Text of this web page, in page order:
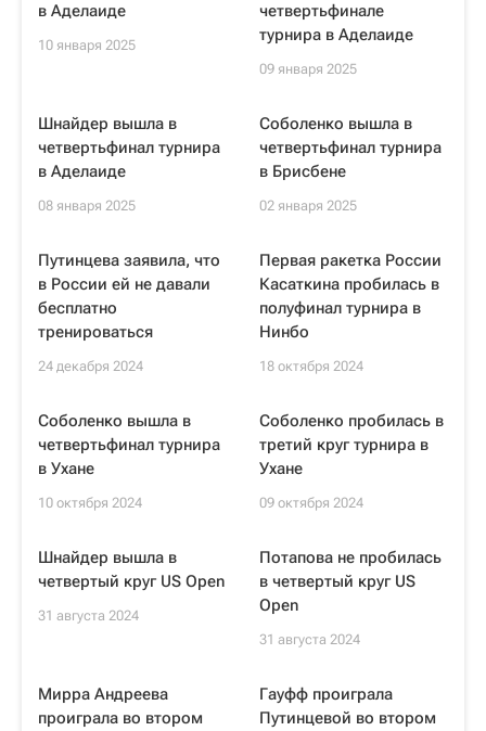
в Аделаиде
10 января 2025
четвертьфинале
турнира в Аделаиде
09 января 2025
Шнайдер вышла в
четвертьфинал турнира
в Аделаиде
08 января 2025
Соболенко вышла в
четвертьфинал турнира
в Брисбене
02 января 2025
Путинцева заявила, что
в России ей не давали
бесплатно
тренироваться
24 декабря 2024
Первая ракетка России
Касаткина пробилась в
полуфинал турнира в
Нинбо
18 октября 2024
Соболенко вышла в
четвертьфинал турнира
в Ухане
10 октября 2024
Соболенко пробилась в
третий круг турнира в
Ухане
09 октября 2024
Шнайдер вышла в
четвертый круг US Open
31 августа 2024
Потапова не пробилась
в четвертый круг US
Open
31 августа 2024
Мирра Андреева
проиграла во втором
Гауфф проиграла
Путинцевой во втором